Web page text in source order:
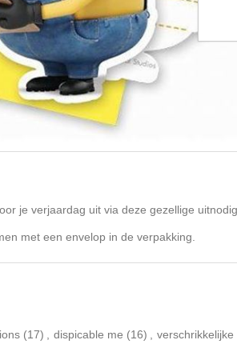
je verjaardag uit via deze gezellige
met een envelop in de verpakking.
(17) dispicable me (16) verschrikkelijke